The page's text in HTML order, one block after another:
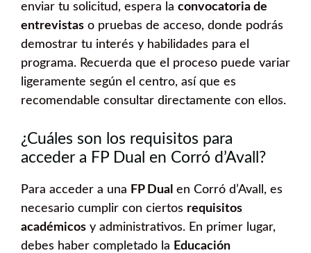
enviar tu solicitud, espera la convocatoria de
entrevistas o pruebas de acceso, donde podrás
demostrar tu interés y habilidades para el
programa. Recuerda que el proceso puede variar
ligeramente según el centro, así que es
recomendable consultar directamente con ellos.
¿Cuáles son los requisitos para
acceder a FP Dual en Corró d’Avall?
Para acceder a una FP Dual en Corró d’Avall, es
necesario cumplir con ciertos requisitos
académicos y administrativos. En primer lugar,
debes haber completado la Educación